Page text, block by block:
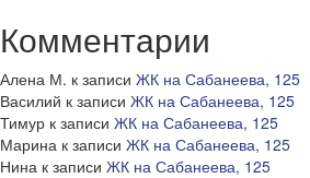
Комментарии
Алена М. к записи ЖК на Сабанеева, 125
Василий к записи ЖК на Сабанеева, 125
Тимур к записи ЖК на Сабанеева, 125
Марина к записи ЖК на Сабанеева, 125
Нина к записи ЖК на Сабанеева, 125